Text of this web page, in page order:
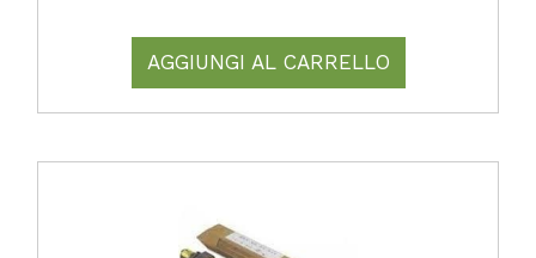
AGGIUNGI AL CARRELLO